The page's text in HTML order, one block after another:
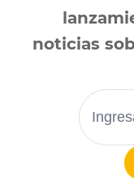
noticias